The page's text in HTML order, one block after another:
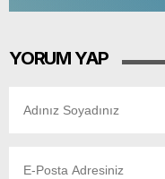
YORUM YAP